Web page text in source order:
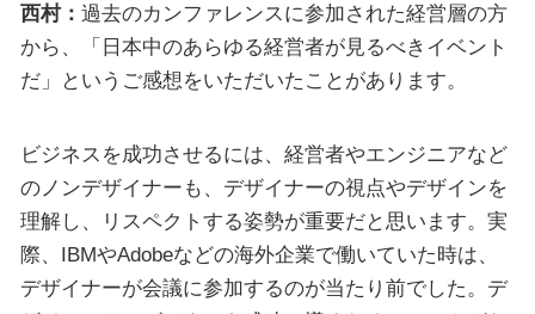
西村： 過去のカンファレンスに参加された経営層の方
から、「日本中のあらゆる経営者が見るべきイベント
だ」というご感想をいただいたことがあります。
ビジネスを成功させるには、経営者やエンジニアなど
のノンデザイナーも、デザイナーの視点やデザインを
理解し、リスペクトする姿勢が重要だと思います。実
際、IBMやAdobeなどの海外企業で働いていた時は、
デザイナーが会議に参加するのが当たり前でした。デ